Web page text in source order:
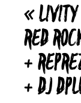
«
RED
+
+ DJ